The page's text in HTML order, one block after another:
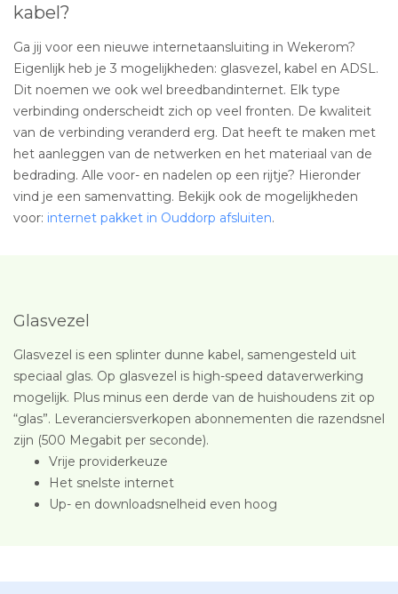
kabel?
Ga jij voor een nieuwe internetaansluiting in Wekerom?
Eigenlijk heb je 3 mogelijkheden: glasvezel, kabel en ADSL.
Dit noemen we ook wel breedbandinternet. Elk type
verbinding onderscheidt zich op veel fronten. De kwaliteit
van de verbinding veranderd erg. Dat heeft te maken met
het aanleggen van de netwerken en het materiaal van de
bedrading. Alle voor- en nadelen op een rijtje? Hieronder
vind je een samenvatting. Bekijk ook de mogelijkheden
voor: internet pakket in Ouddorp afsluiten.
Glasvezel
Glasvezel is een splinter dunne kabel, samengesteld uit
speciaal glas. Op glasvezel is high-speed dataverwerking
mogelijk. Plus minus een derde van de huishoudens zit op
“glas”. Leveranciersverkopen abonnementen die razendsnel
zijn (500 Megabit per seconde).
Vrije providerkeuze
Het snelste internet
Up- en downloadsnelheid even hoog